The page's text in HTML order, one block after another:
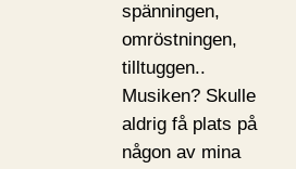
spänningen,
omröstningen,
tilltuggen..
Musiken? Skulle
aldrig få plats på
någon av mina